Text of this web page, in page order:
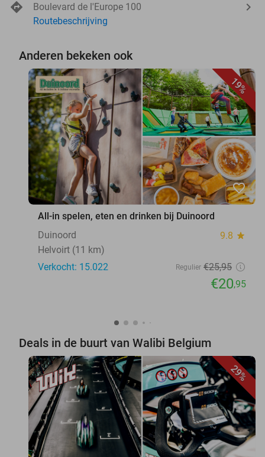
Boulevard de l'Europe 100
Routebeschrijving
Anderen bekeken ook
19%
favorite_border
All-in spelen, eten en drinken bij Duinoord
Duinoord
9.8 star
Helvoirt (11 km)
Verkocht: 15.022
Regulier €25,95
€20,95
Deals in de buurt van Walibi Belgium
29%